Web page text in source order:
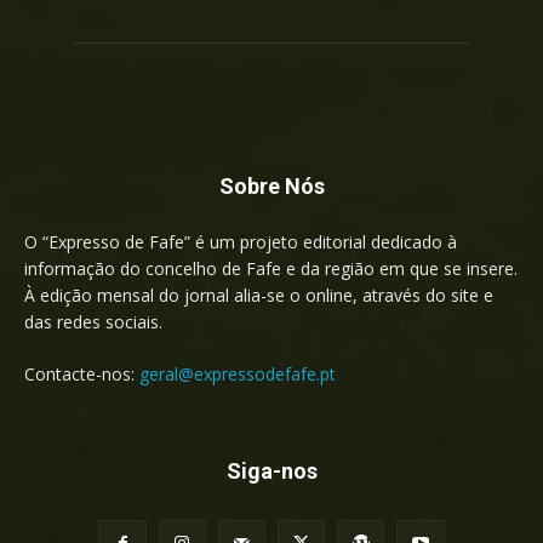
Sobre Nós
O “Expresso de Fafe” é um projeto editorial dedicado à
informação do concelho de Fafe e da região em que se insere.
À edição mensal do jornal alia-se o online, através do site e
das redes sociais.
Contacte-nos: geral@expressodefafe.pt
Siga-nos